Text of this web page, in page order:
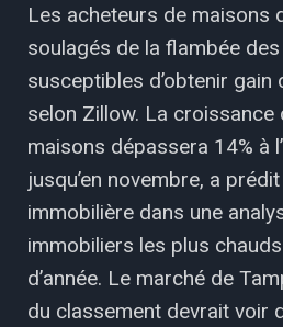
Les acheteurs de maisons
soulagés de la flambée
susceptibles d’obtenir gain
selon Zillow. La croissance
maisons dépassera 14% à
jusqu’en novembre, a
immobilière dans une
immobiliers les plus
d’année. Le marché de
du classement devrait voir